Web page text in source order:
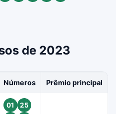
de 2023
Números Prêmio principal
01
25